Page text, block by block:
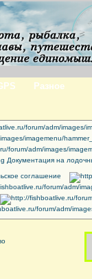
Разное
Документация на
соглашение